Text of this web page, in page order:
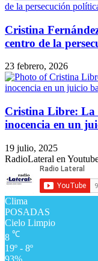
Cristina
centro de la
23 febrero, 2026
Cristina Libre: La
inocencia en un
19 julio, 2025
RadioLateral en
Clima
POSADAS
Cielo Limpio
8 ℃
19º - 8º